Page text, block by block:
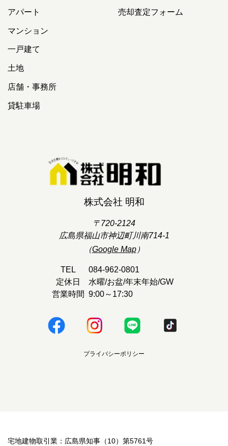
アパート
マンション
一戸建て
土地
店舗・事務所
貸駐車場
売却査定フォーム
株式会社 明和
〒720-2124
広島県福山市神辺町川南714-1
（Google Map）
TEL
084-962-0801
定休日
水曜/お盆/年末年始/GW
営業時間 9:00～17:30
プライバシーポリシー
宅地建物取引業：広島県知事（10）第5761号